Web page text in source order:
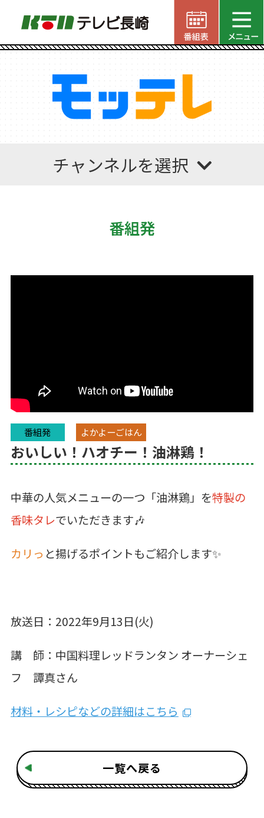
チャンネルを選択
番組発
番組発 よかよーごはん
おいしい！ハオチー！油淋鶏！
中華の人気メニューの一つ「油淋鶏」を特製の
香味タレでいただきます🎶
カリっ と揚げるポイントもご紹介します✨
放送日：2022年9月13日(火)
講 師：中国料理レッドランタン オーナーシェ
フ 譚真さん
材料・レシピなどの詳細はこちら
一覧へ戻る